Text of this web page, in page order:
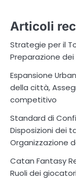
Articoli
Strategie per il
Preparazione
Espansione
della città,
competitivo
Standard di
Disposizioni dei
Organizzazione
Catan Fantasy
Ruoli dei giocatori